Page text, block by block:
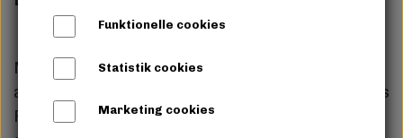
TILBEHØR
Tilbud
GARN
Min blog er dedikeret til strik og garn, inspireret
af de mange input jeg modtager fra kunderne hos
Frigg Yarn. Jeg deler konkrete råd og forslag,
Funktionelle cookies
Statistik cookies
Marketing cookies